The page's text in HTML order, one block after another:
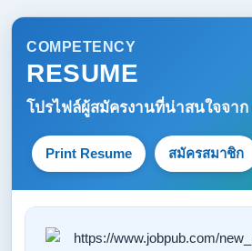
COMPETENCY
RESUME
โปรไฟล์ผู้สมัครงานที่น่าสนใจจาก
Print Resume สมัครสมาชิก